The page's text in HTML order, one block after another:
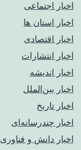
اخبار اجتماعی
اخبار استان ها
اخبار اقتصادی
اخبار انتشارات
اخبار اندیشه
اخبار بین‌الملل
اخبار تاریخ
اخبار چندرسانه‌ای
اخبار دانش و فناوری